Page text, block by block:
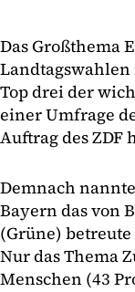
Das Großthema
Top drei der
einer Umfrage
Auftrag des ZDF
Demnach
Bayern das von
(Grüne)
Nur das Thema
Menschen (43